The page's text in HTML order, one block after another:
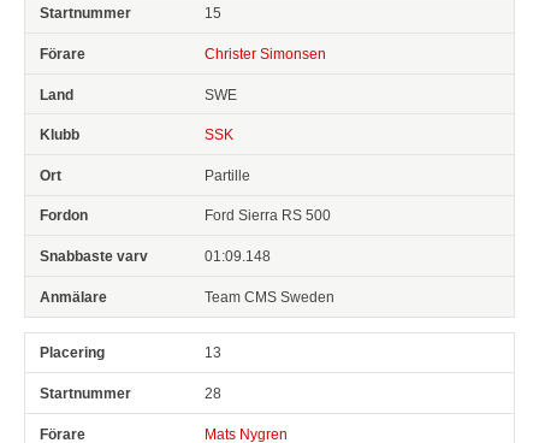
15
Christer Simonsen
SWE
SSK
Partille
Ford Sierra RS 500
01:09.148
Team CMS Sweden
13
28
Mats Nygren